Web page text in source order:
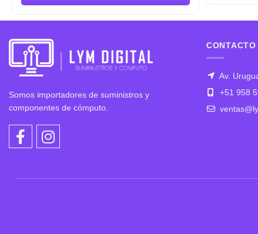
Somos importadores de suministros y
componentes de cómputo.
CONTACTO
Av.
+51 958